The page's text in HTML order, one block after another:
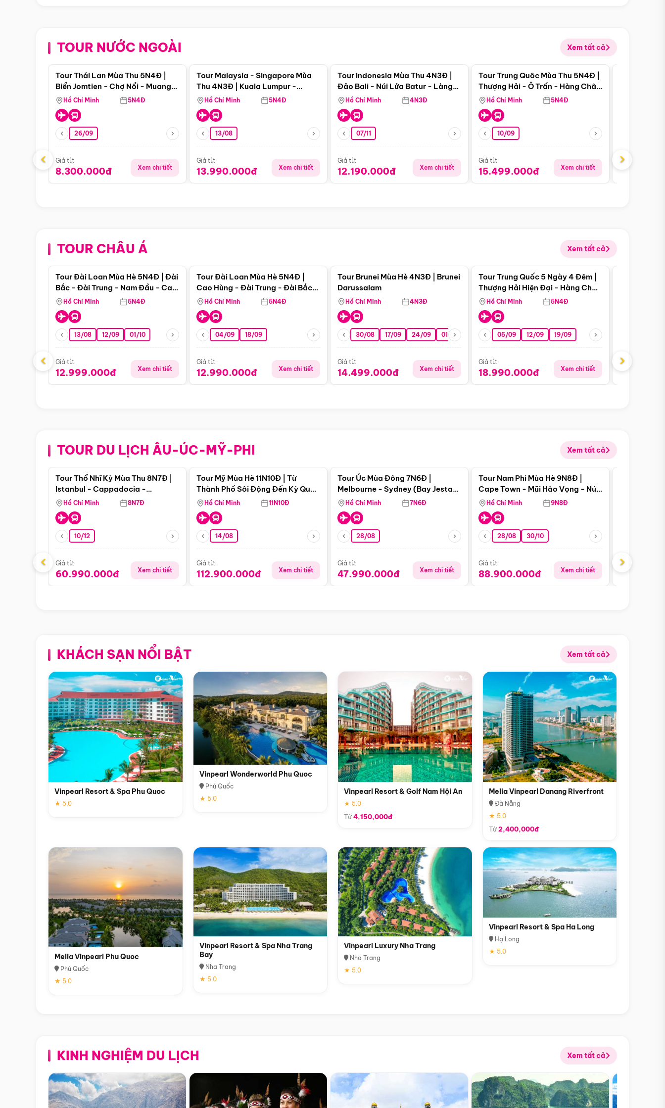
TOUR NƯỚC NGOÀI Xem tất cả
Điểm nổi bật
Tour Thái Lan Mùa Thu 5N4Đ |
Biển Jomtien - Chợ Nổi - Muang
Boran - Suanthai (Bay Vietnam
Airlines)
Hồ Chí Minh 5N4Đ
26/09
Giá từ:
8.300.000đ Xem chi tiết
Tour Malaysia - Singapore Mùa
Thu 4N3Đ | Kuala Lumpur -
Malacca - Johor Baru -
Singapore
Hồ Chí Minh 5N4Đ
13/08
Giá từ:
13.990.000đ Xem chi tiết
Tour Indonesia Mùa Thu 4N3Đ |
Đảo Bali - Núi Lửa Batur - Làng
Penglipuran
Hồ Chí Minh 4N3Đ
07/11
Giá từ:
12.190.000đ Xem chi tiết
Điểm nổi bật
Tour Trung Quôc Mùa Thu 5N4Đ |
Thượng Hải - Ô Trấn - Hàng Châu
(Tour Không Shopping)
Hồ Chí Minh 5N4Đ
10/09
Giá từ:
15.499.000đ Xem chi tiết
Giá từ:
‹ ›
TOUR CHÂU Á Xem tất cả
Điểm nổi bật
Tour Đài Loan Mùa Hè 5N4Đ | Đài
Bắc - Đài Trung - Nam Đầu - Cao
Hùng ( Bay Vn)
Hồ Chí Minh 5N4Đ
13/08 12/09 01/10
Giá từ:
12.999.000đ Xem chi tiết
Tour Đài Loan Mùa Hè 5N4Đ |
Cao Hùng - Đài Trung - Đài Bắc
(Bay Vj)
Hồ Chí Minh 5N4Đ
04/09 18/09
Giá từ:
12.990.000đ Xem chi tiết
Tour Brunei Mùa Hè 4N3Đ | Brunei
Darussalam
Hồ Chí Minh 4N3Đ
30/08 17/09 24/09 01/10 15/10 29/10
Giá từ:
14.499.000đ Xem chi tiết
Điểm nổi bật
Tour Trung Quốc 5 Ngày 4 Đêm |
Thượng Hải Hiện Đại - Hàng Châu
Nên Thơ - Ô Trấn Cổ Kính
Hồ Chí Minh 5N4Đ
05/09 12/09 19/09
Giá từ:
18.990.000đ Xem chi tiết
Giá từ:
‹ ›
TOUR DU LỊCH ÂU-ÚC-MỸ-PHI Xem tất cả
Điểm nổi bật
Tour Thổ Nhĩ Kỳ Mùa Thu 8N7Đ |
Istanbul - Cappadocia -
Pamukkale
Hồ Chí Minh 8N7Đ
10/12
Giá từ:
60.990.000đ Xem chi tiết
Tour Mỹ Mùa Hè 11N10Đ | Từ
Thành Phố Sôi Động Đến Kỳ Quan
Thiên Nhiên Mỹ
Hồ Chí Minh 11N10Đ
14/08
Giá từ:
112.900.000đ Xem chi tiết
Tour Úc Mùa Đông 7N6Đ |
Melbourne - Sydney (Bay Jestar
Airways)
Hồ Chí Minh 7N6Đ
28/08
Giá từ:
47.990.000đ Xem chi tiết
Điểm nổi bật
Tour Nam Phi Mùa Hè 9N8Đ |
Cape Town - Mũi Hảo Vọng - Núi
Bàn - Johannesburg - Pretoria -
Safari - Lodge
Hồ Chí Minh 9N8Đ
28/08 30/10
Giá từ:
88.900.000đ Xem chi tiết
Giá từ:
‹ ›
KHÁCH SẠN NỔI BẬT Xem tất cả
Vinpearl Resort & Spa Phu Quoc
★ 5.0
Vinpearl Wonderworld Phu Quoc
Phú Quốc
★ 5.0
Vinpearl Resort & Golf Nam Hội An
★ 5.0
Từ4,150,000đ
Melia Vinpearl Danang Riverfront
Đà Nẵng
★ 5.0
Từ2,400,000đ
Melia Vinpearl Phu Quoc
Phú Quốc
★ 5.0
Vinpearl Resort & Spa Nha Trang
Bay
Nha Trang
★ 5.0
Vinpearl Luxury Nha Trang
Nha Trang
★ 5.0
Vinpearl Resort & Spa Ha Long
Hạ Long
★ 5.0
KINH NGHIỆM DU LỊCH Xem tất cả